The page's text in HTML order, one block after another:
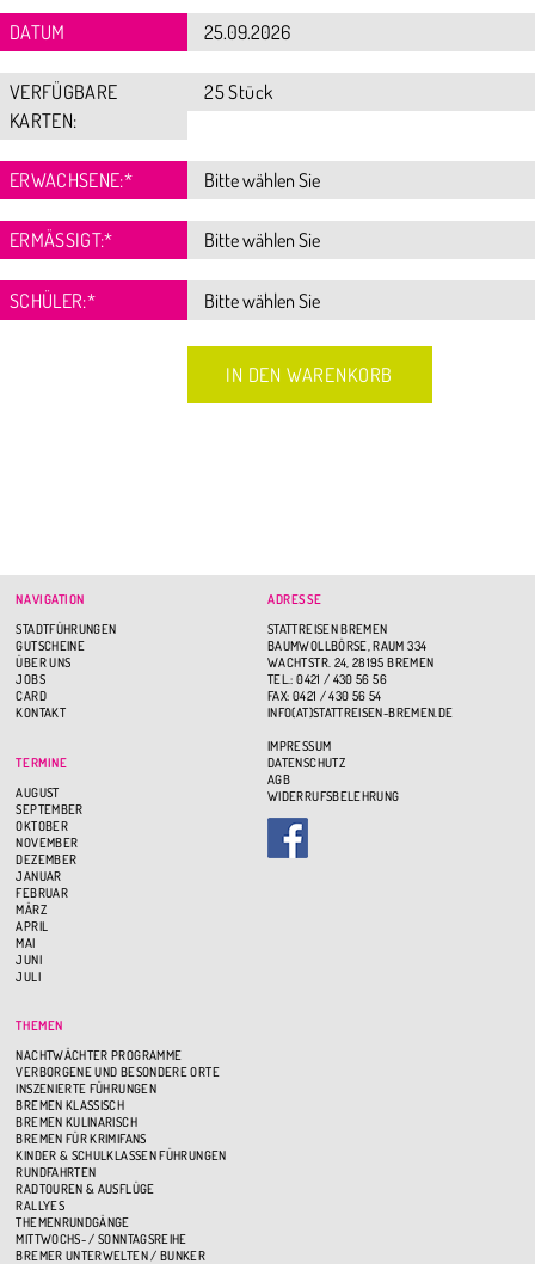
DATUM
VERFÜGBARE
KARTEN:
25 Stück
ERWACHSENE:*
ERMÄSSIGT:*
SCHÜLER:*
NAVIGATION
STADTFÜHRUNGEN
GUTSCHEINE
ÜBER UNS
JOBS
CARD
KONTAKT
TERMINE
AUGUST
SEPTEMBER
OKTOBER
NOVEMBER
DEZEMBER
JANUAR
FEBRUAR
MÄRZ
APRIL
MAI
JUNI
JULI
THEMEN
NACHTWÄCHTER PROGRAMME
VERBORGENE UND BESONDERE ORTE
INSZENIERTE FÜHRUNGEN
BREMEN KLASSISCH
BREMEN KULINARISCH
BREMEN FÜR KRIMIFANS
KINDER & SCHULKLASSEN FÜHRUNGEN
RUNDFAHRTEN
RADTOUREN & AUSFLÜGE
RALLYES
THEMENRUNDGÄNGE
MITTWOCHS- / SONNTAGSREIHE
BREMER UNTERWELTEN / BUNKER
ADRESSE
STATTREISEN BREMEN
BAUMWOLLBÖRSE, RAUM 334
WACHTSTR. 24, 28195 BREMEN
TEL.: 0421 / 430 56 56
FAX: 0421 / 430 56 54
INFO(AT)STATTREISEN-BREMEN.DE
IMPRESSUM
DATENSCHUTZ
AGB
WIDERRUFSBELEHRUNG